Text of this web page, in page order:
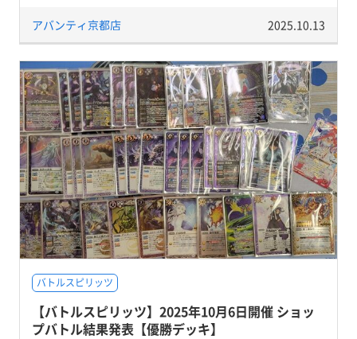
アバンティ京都店 2025.10.13
バトルスピリッツ
【バトルスピリッツ】2025年10月6日開催 ショッ
プバトル結果発表【優勝デッキ】